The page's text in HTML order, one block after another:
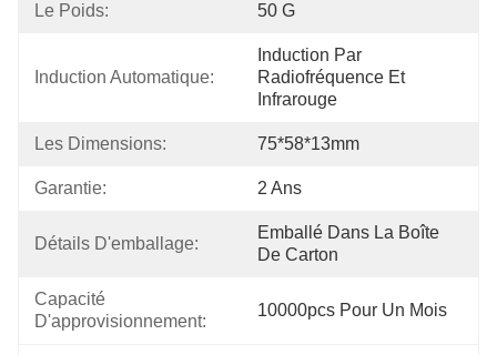
Le Poids: 50 G
Induction Automatique:
Induction Par
Radiofréquence Et
Infrarouge
Les Dimensions: 75*58*13mm
Garantie: 2 Ans
Détails D'emballage:
Emballé Dans La Boîte
De Carton
Capacité
D'approvisionnement:
10000pcs Pour Un Mois